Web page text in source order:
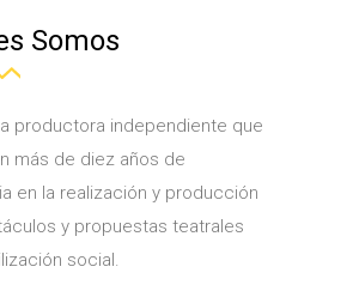
Somos
productora independiente que
más de diez años de
en la realización y producción
y propuestas teatrales
social.